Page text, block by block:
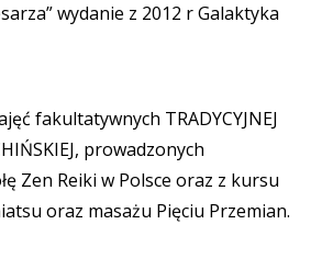
wydanie z 2012 r Galaktyka
fakultatywnych TRADYCYJNEJ
prowadzonych
Zen Reiki w Polsce oraz z kursu
oraz masażu Pięciu Przemian.